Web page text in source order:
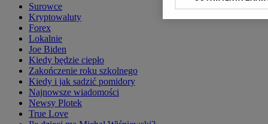
Surowce
Kryptowaluty
Forex
Lokalnie
Joe Biden
Kiedy będzie ciepło
Zakończenie roku szkolnego
Kiedy i jak sadzić pomidory
Najnowsze wiadomości
Newsy Plotek
True Love